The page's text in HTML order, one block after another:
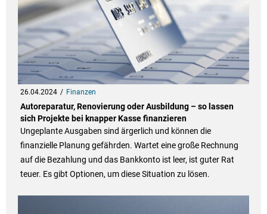
26.04.2024 Finanzen
Autoreparatur, Renovierung oder Ausbildung – so lassen
sich Projekte bei knapper Kasse finanzieren
Ungeplante Ausgaben sind ärgerlich und können die
finanzielle Planung gefährden. Wartet eine große Rechnung
auf die Bezahlung und das Bankkonto ist leer, ist guter Rat
teuer. Es gibt Optionen, um diese Situation zu lösen.